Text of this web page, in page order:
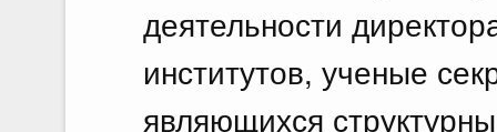
деятельности
институтов, ученые
являющихся